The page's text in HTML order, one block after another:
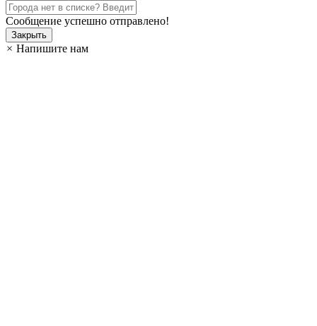
Сообщение успешно отправлено!
Закрыть
× Напишите нам